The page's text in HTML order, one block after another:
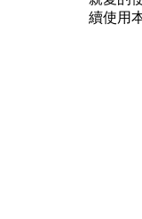
續使用